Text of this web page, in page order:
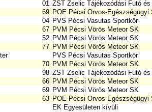
01 ZST Zselic Tájékozódási Futó
69 POE Pécsi Orvos-Egészségügyi
04 PVS Pécsi Vasutas Sportkör
67 PVM Pécsi Vörös Meteor SK
52 PVM Pécsi Vörös Meteor SK
77 PVM Pécsi Vörös Meteor SK
PVS Pécsi Vasutas Sportkör
70 PVM Pécsi Vörös Meteor SK
98 ZST Zselic Tájékozódási Futó
66 PVM Pécsi Vörös Meteor SK
69 PVM Pécsi Vörös Meteor SK
63 POE Pécsi Orvos-Egészségügyi
EK Egyesületen kívüli